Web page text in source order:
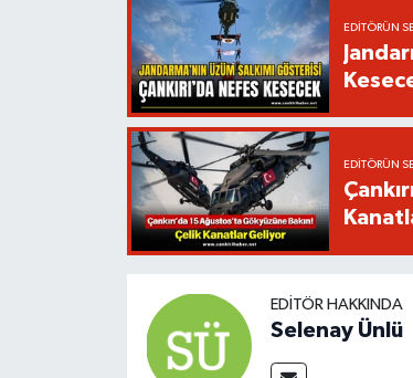
EDITÖRÜN
EDITÖRÜN
EDITÖR HAKKINDA
Selenay Ünlü